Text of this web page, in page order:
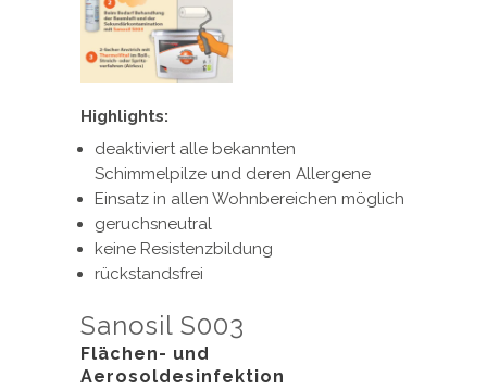
Highlights:
deaktiviert alle bekannten
Schimmelpilze und deren Allergene
Einsatz in allen Wohnbereichen möglich
geruchsneutral
keine Resistenzbildung
rückstandsfrei
Sanosil S003
Flächen- und
Aerosoldesinfektion